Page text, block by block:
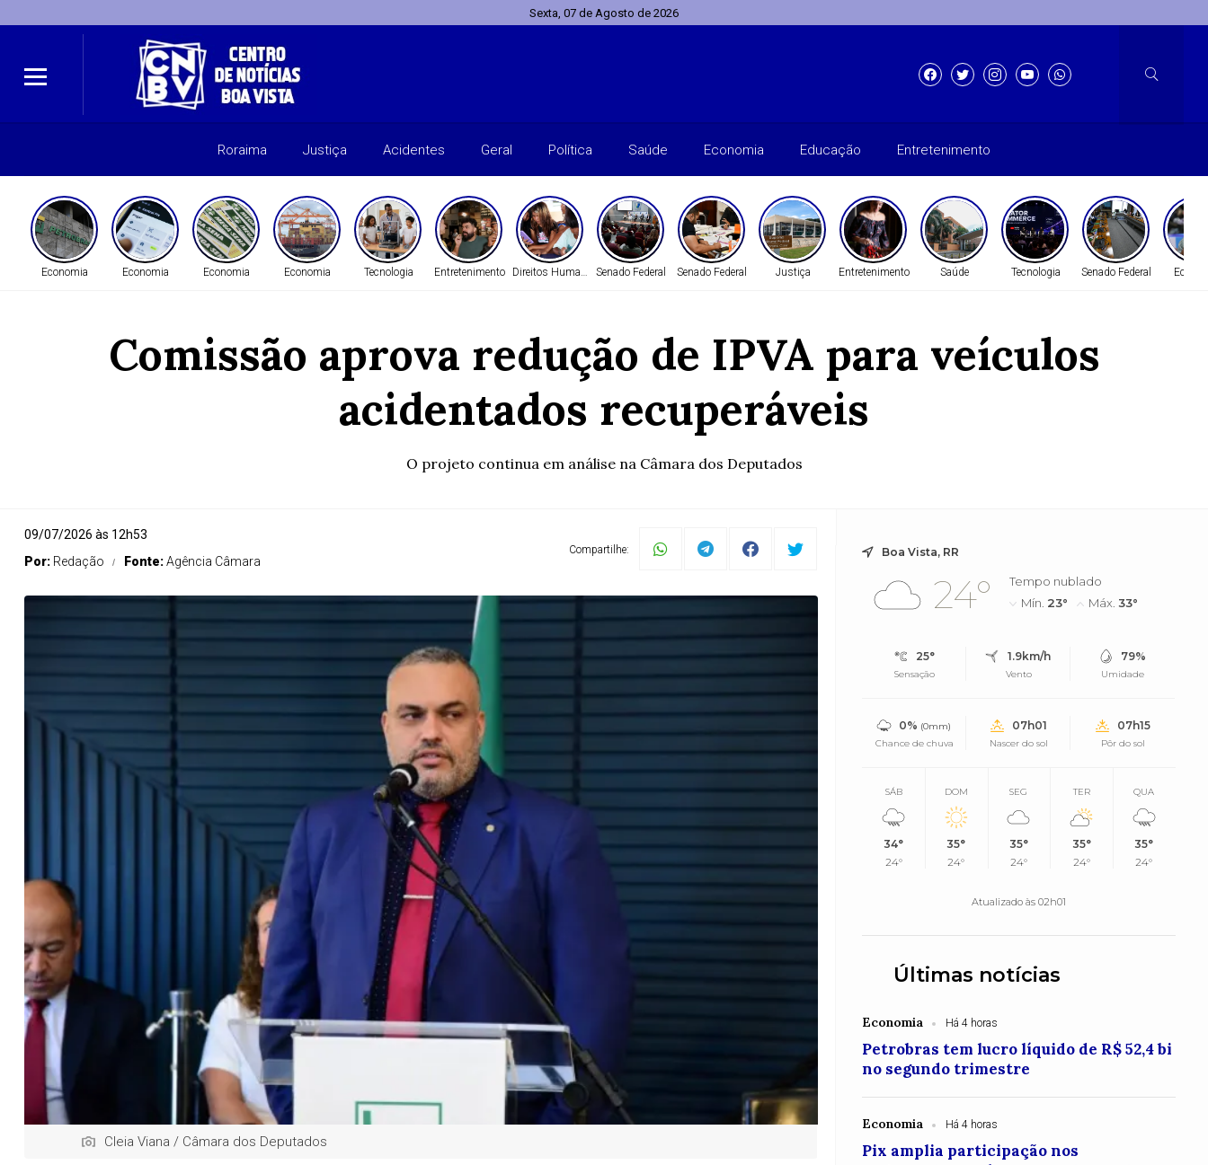
Sexta, 07 de Agosto de 2026
Roraima Justiça Acidentes Geral Política Saúde Economia Educação Entretenimento
Economia Economia Economia Economia Tecnologia Entretenimento Direitos HumanosSenado Federal Senado Federal Justiça Entretenimento Saúde Tecnologia Senado Federal
Comissão aprova redução de IPVA para veículos
acidentados recuperáveis
O projeto continua em análise na Câmara dos Deputados
09/07/2026 às 12h53
Por: Redação Fonte:Agência Câmara
Compartilhe:
Cleia Viana / Câmara dos Deputados
Boa Vista, RR
24°
Tempo nublado
Mín. 23° Máx.33°
25°
Sensação
1.9km/h
Vento
79%
Umidade
0% (0mm)
Chance de chuva
07h01
Nascer do sol
07h15
Pôr do sol
SÁB
34°
24°
DOM
35°
24°
SEG
35°
24°
TER
35°
24°
QUA
35°
24°
Atualizado às 02h01
Últimas notícias
Economia Há 4 horas
Petrobras tem lucro líquido de R$ 52,4 bi
no segundo trimestre
Economia Há 4 horas
Pix amplia participação nos